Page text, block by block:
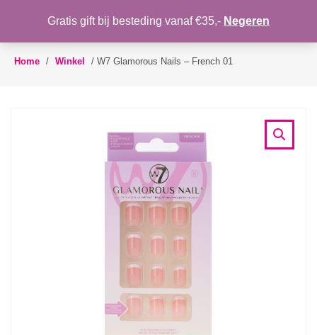
Toggle
WENSLIJST
Home / Winkel / W7 Glamorous Nails – French 01
Gratis gift bij besteding vanaf €35,- Negeren